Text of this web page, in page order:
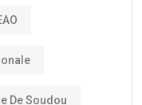
De Soudou